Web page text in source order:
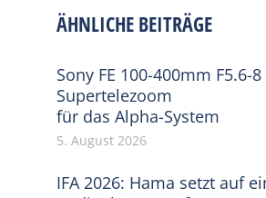
ÄHNLICHE BEITRÄGE
Sony FE 100-400mm F5.6-
Supertelezoom
für das Alpha-System
5. August 2026
IFA 2026: Hama setzt auf